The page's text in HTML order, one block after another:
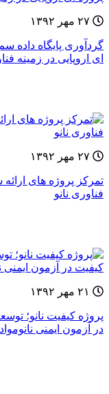
گردآوری پایگاه داده
ای اروپایی در زمینه
فناوری نانو
پروژه کیفیت نانو؛‌
در آزمون ایمنی نانومواد